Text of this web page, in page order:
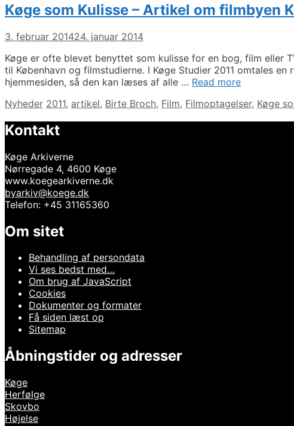
Køge som Kulisse – Artikel om filmbyen
3. februar 201424. januar 2014
Køge er ofte blevet benyttet som kulisse for en bog, film eller
til København og filmstudierne. I Køge Studier 2011 omtales
hjemmesiden, så den kan læses af alle … Read more
Kategorier
Nyheder Tags
2011, artikel, Birte Broch, Film, Filmoptagelser, Køge
Kontakt
Køge Arkiverne
Nørregade 4, 4600 Køge
www.koegearkiverne.dk
byarkiv@koege.dk
Telefon: +45 31165360
Om sitet
Behandling af persondata
Vi ses bedst med…
Om brug af JavaScript
Cookies
Dokumenter og formater
Få siden læst op
Sitemap
Åbningstider og adresser
Køge
Herfølge
Skovbo
Højelse